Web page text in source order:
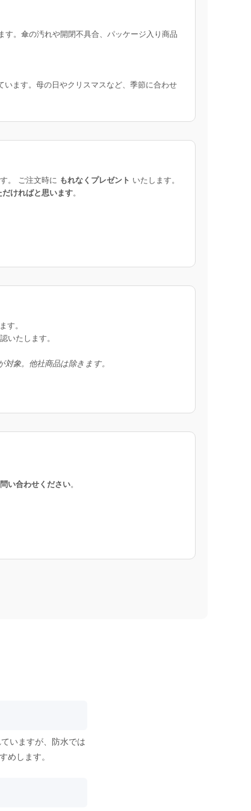
す。傘の汚れや開閉不具合、パッケージ入り商品
います。母の日やクリスマスなど、季節に合わせ
。 ご注文時に もれなくプレゼント いたします。
ければと思います。
す。
いたします。
象。他社商品は除きます。
い合わせください。
いますが、防水では
めします。